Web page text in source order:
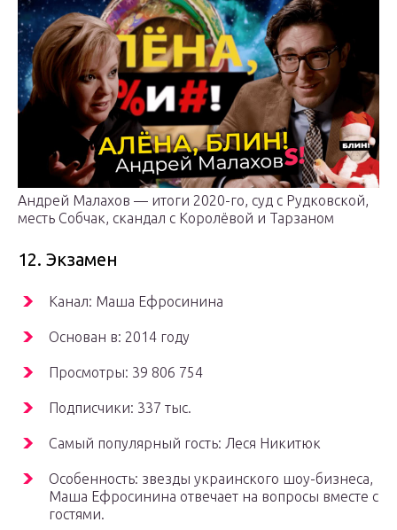
Андрей Малахов — итоги 2020-го, суд с Рудковской,
месть Собчак, скандал с Королёвой и Тарзаном
12. Экзамен
Канал: Маша Ефросинина
Основан в: 2014 году
Просмотры: 39 806 754
Подписчики: 337 тыс.
Самый популярный гость: Леся Никитюк
Особенность: звезды украинского шоу-бизнеса,
Маша Ефросинина отвечает на вопросы вместе с
гостями.